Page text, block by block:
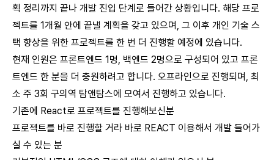
획 정리까지 끝나 개발 진입 단계로 들어간 상황입니다. 해당 프로
젝트를 1개월 안에 끝낼 계획을 갖고 있으며, 그 이후 개인 기술 스
택 향상을 위한 프로젝트를 한 번 더 진행할 예정에 있습니다.
현재 인원은 프론트엔드 1명, 백엔드 2명으로 구성되어 있고 프론
트엔드 한 분을 더 충원하려고 합니다. 오프라인으로 진행되며, 최
소 주 3회 구의역 탐앤탐스에 모여서 진행하고 있습니다.
기존에 React로 프로젝트를 진행해보신분
프로젝트를 바로 진행할 거라 바로 REACT 이용해서 개발 들어가
실 수 있는 분